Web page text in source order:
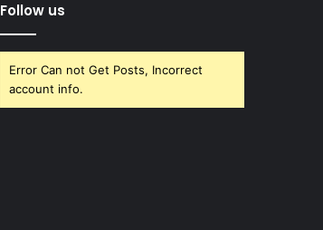
Follow us
Error Can not Get Posts, Incorrect
account info.